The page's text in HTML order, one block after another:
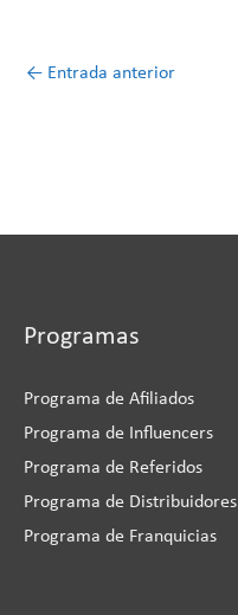
← Entrada anterior
Programas
Programa de Afiliados
Programa de Influencers
Programa de Referidos
Programa de Distribuidores
Programa de Franquicias